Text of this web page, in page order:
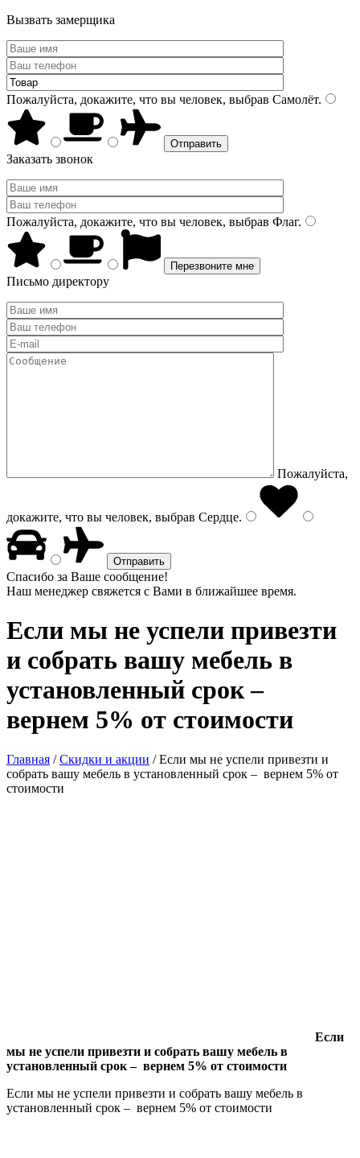
Вызвать замерщика
Пожалуйста, докажите, что вы человек, выбрав Самолёт.
Заказать звонок
Пожалуйста, докажите, что вы человек, выбрав Флаг.
Письмо директору
Пожалуйста,
докажите, что вы человек, выбрав Сердце.
Спасибо за Ваше сообщение!
Наш менеджер свяжется с Вами в ближайшее время.
Если мы не успели привезти
и собрать вашу мебель в
установленный срок –
вернем 5% от стоимости
Главная /Скидки и акции /Если мы не успели привезти и
собрать вашу мебель в установленный срок – вернем 5% от
стоимости
Если
мы не успели привезти и собрать вашу мебель в
установленный срок – вернем 5% от стоимости
Если мы не успели привезти и собрать вашу мебель в
установленный срок – вернем 5% от стоимости